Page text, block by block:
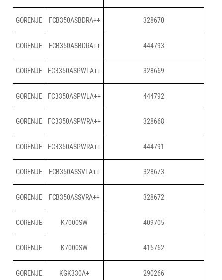
GORENJE FCB350ASBDRA++ 328670
GORENJE FCB350ASBDRA++ 444793
GORENJE FCB350ASPWLA++ 328669
GORENJE FCB350ASPWLA++ 444792
GORENJE FCB350ASPWRA++ 328668
GORENJE FCB350ASPWRA++ 444791
GORENJE FCB350ASSVLA++ 328673
GORENJE FCB350ASSVRA++ 328672
GORENJE K7000SW 409705
GORENJE K7000SW 415762
GORENJE KGK330A+ 290266